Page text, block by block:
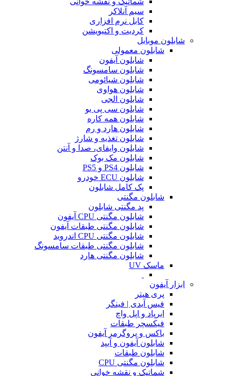
سیم آنلاکر
کابل نرم افزاری
کردیت و اکتیویشن
شابلون موبایل
شابلون معمولی
شابلون آیفون
شابلون سامسونگ
شابلون شیائومی
شابلون هواوی
شابلون الجی
شابلون سی پی یو
شابلون همه کاره
شابلون هارد و رم
شابلون تغذیه و شارژ
شابلون وایفای، صدا و آنتن
شابلون مک بوک
شابلون PS4 و PS5
شابلون ECU خودرو
پک کامل شابلون
شابلون مگنتی
پد مگنتی شابلون
شابلون مگنتی CPU آیفون
شابلون مگنتی طبقات آیفون
شابلون مگنتی CPU اندروید
شابلون مگنتی طبقات سامسونگ
شابلون مگنتی هارد
ماسک UV
ابزار آیفون
پری هیتر
فیس آیدی | فینگر
ایرپاد و اپل واچ
فیکسچر طبقات
باکس و پروگرمر آیفون
شابلون آیفون و آیپد
شابلون طبقات
شابلون مگنتی CPU
شماتیک و نقشه خوانی